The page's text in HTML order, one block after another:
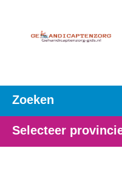
Zoeken
Selecteer